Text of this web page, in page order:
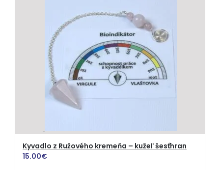
Kyvadlo z Ružového kremeňa – kužeľ šesťhran
15.00€